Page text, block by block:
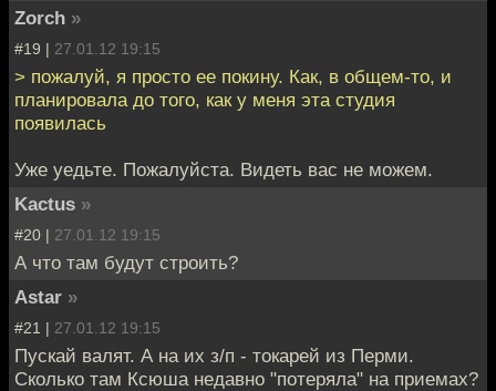
Zorch »
#19 | 27.01.12 19:15
> пожалуй, я просто ее покину. Как, в общем-то, и
планировала до того, как у меня эта студия
появилась
Уже уедьте. Пожалуйста. Видеть вас не можем.
Kactus »
#20 | 27.01.12 19:15
А что там будут строить?
Astar »
#21 | 27.01.12 19:15
Пускай валят. А на их з/п - токарей из Перми.
Сколько там Ксюша недавно "потеряла" на приемах?